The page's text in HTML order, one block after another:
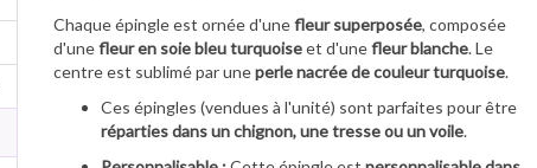
Chaque épingle est ornée d'unefleur superposée, composée
d'unefleur en soie bleu turquoiseet d'unefleur blanche. Le
centre est sublimé par uneperle nacrée de couleur turquoise.
Ces épingles (vendues à l'unité) sont parfaites pour être
réparties dans un chignon, une tresse ou un voile.